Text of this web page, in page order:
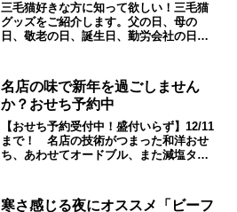
三毛猫好きな方に知って欲しい！三毛猫
グッズをご紹介します。父の日、母の
日、敬老の日、誕生日、勤労会社の日、
にぜひアトランダムの商品をプラスして
ください。｜70代,80代,90代シニアライ
フ＆シニアファッション通販ショップ
「アトランダム」
名店の味で新年を過ごしません
か？おせち予約中
【おせち予約受付中！盛付いらず】12/11
まで！ 名店の技術がつまった和洋おせ
ち、あわせてオードブル、また減塩タイ
年始にぜひご活用ください。ご予約が12
寒さ感じる夜にオススメ「ビーフ